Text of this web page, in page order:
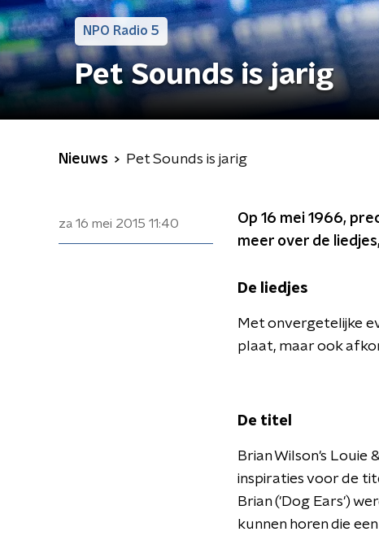
NPO Radio 5
Pet Sounds is jarig
Nieuws Pet Sounds is jarig
za 16 mei 2015 11:40
Op 16 mei 1966,
meer over de
De liedjes
Met onvergetelijke
plaat, maar ook
De titel
Brian Wilson's Louie
inspiraties voor de
Brian ('Dog Ears')
kunnen horen die